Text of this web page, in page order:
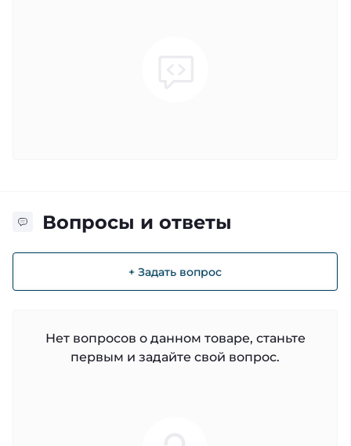
Вопросы и ответы
+ Задать вопрос
Нет вопросов о данном товаре, станьте
первым и задайте свой вопрос.